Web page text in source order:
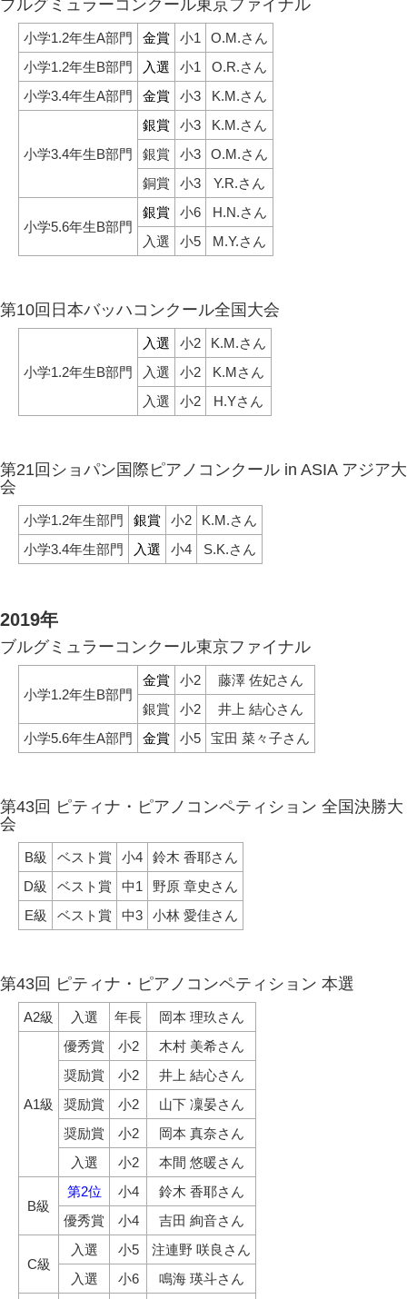
ブルグミュラーコンクール東京ファイナル
小学1.2年生A部門 金賞 小1
O.M.さん
小学1.2年生B部門
入選 小1
O.R.さん
小学3.4年生A部門
金賞 小3 K.M.さん
小学3.4年生B部門
銀賞 小3
K.M.さん
銀賞
小3
O.M.さん
銅賞
小3 Y.R.さん
小学5.6年生B部門
銀賞 小6
H.N.さん
入選
小5 M.Y.さん
第10回日本バッハコンクール全国大会
小学1.2年生B部門
入選 小2
K.M.さん
入選
小2
K.Mさん
入選
小2 H.Yさん
第21回ショパン国際ピアノコンクール in ASIA アジア大
会
小学1.2年生部門 銀賞 小2
K.M.さん
小学3.4年生部門
入選 小4 S.K.さん
2019年
ブルグミュラーコンクール東京ファイナル
小学1.2年生B部門
金賞 小2
藤澤 佐妃さん
銀賞
小2
井上 結心さん
小学5.6年生A部門
金賞 小5 宝田 菜々子さん
第43回 ピティナ・ピアノコンペティション 全国決勝大
会
B級 ベスト賞 小4
鈴木 香耶さん
D級
ベスト賞 中1
野原 章史さん
E級
ベスト賞 中3 小林 愛佳さん
第43回 ピティナ・ピアノコンペティション 本選
A2級 入選 年長 岡本 理玖さん
A1級
優秀賞 小2
木村 美希さん
奨励賞
小2
井上 結心さん
奨励賞
小2
山下 凜晏さん
奨励賞
小2
岡本 真奈さん
入選
小2 本間 悠暖さん
B級
第2位 小4
鈴木 香耶さん
優秀賞
小4 吉田 絢音さん
C級
入選 小5
注連野 咲良さん
入選
小6
鳴海 瑛斗さん